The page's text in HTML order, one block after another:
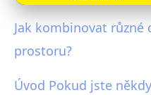
Jak Stylově
Pohovky v
Jak kombinovat
prostoru?
Úvod Pokud jste